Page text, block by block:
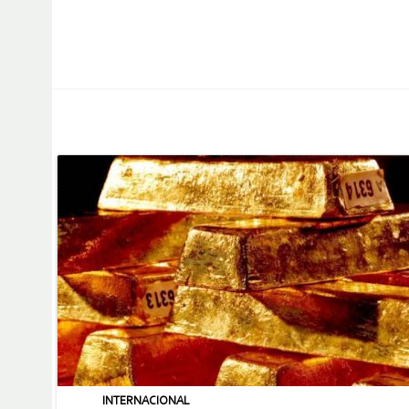
INTERNACIONAL